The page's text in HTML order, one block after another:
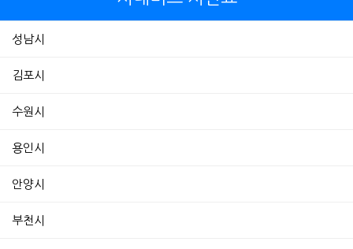
성남시
김포시
수원시
용인시
안양시
부천시